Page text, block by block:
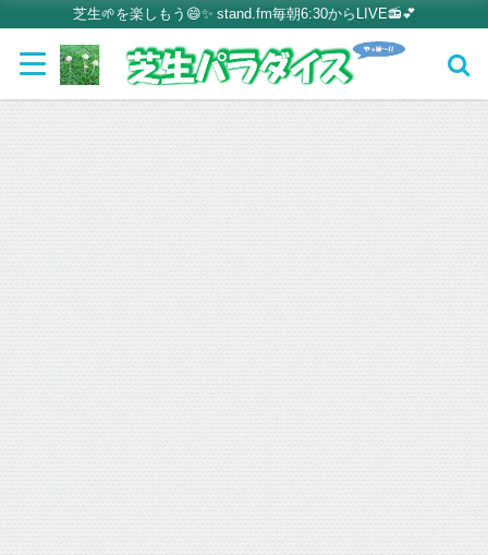
芝生🌱を楽しもう😄✨ stand.fm毎朝6:30からLIVE📻💕